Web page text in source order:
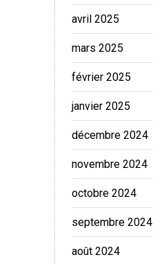
avril 2025
mars 2025
février 2025
janvier 2025
décembre 2024
novembre 2024
octobre 2024
septembre 2024
août 2024